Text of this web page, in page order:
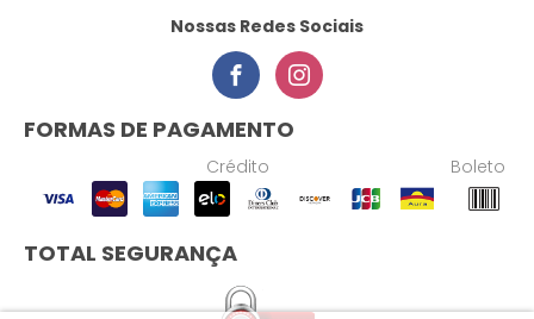
Nossas Redes Sociais
FORMAS DE PAGAMENTO
Crédito Boleto
TOTAL SEGURANÇA